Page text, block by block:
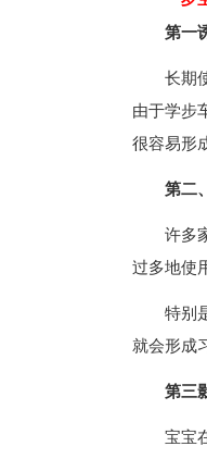
第一
长期
由于学步
很容易形
第二
许多
过多地使
特别
就会形成
第三
宝宝